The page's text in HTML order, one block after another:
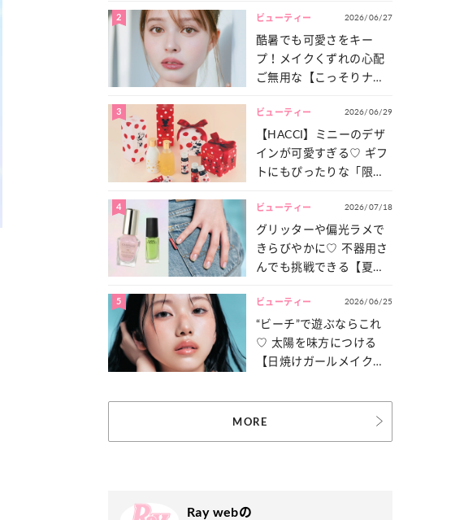
2 ビューティー 2026/06/27
酷暑でも可愛さをキー
プ！メイクくずれの心配
ご無用な【こっそりナチ
3 ビューティー 2026/06/29
【HACCI】ミニーのデザ
インが可愛すぎる♡ ギフ
トにもぴったりな「限定
4 ビューティー 2026/07/18
グリッターや偏光ラメで
きらびやかに♡ 不器用さ
んでも挑戦できる【夏ネ
5 ビューティー 2026/06/25
“ビーチ”で遊ぶならこれ
♡ 太陽を味方につける
【日焼けガールメイク】
MORE
Ray webの